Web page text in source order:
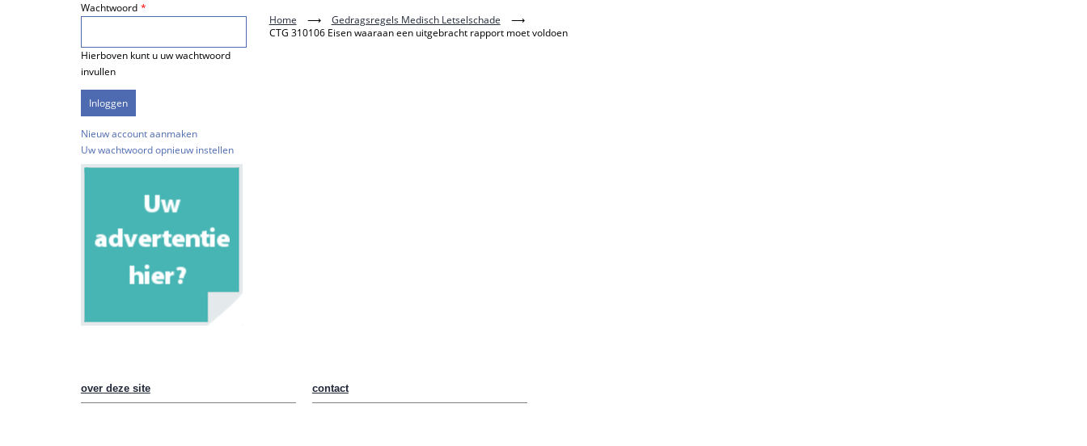
Home ⟶ Gedragsregels Medisch Letselschade
⟶
CTG 310106 Eisen waaraan een uitgebracht rapport moet voldoen
Wachtwoord
Hierboven kunt u uw wachtwoord
invullen
Nieuw account aanmaken
Uw wachtwoord opnieuw instellen
over deze site contact